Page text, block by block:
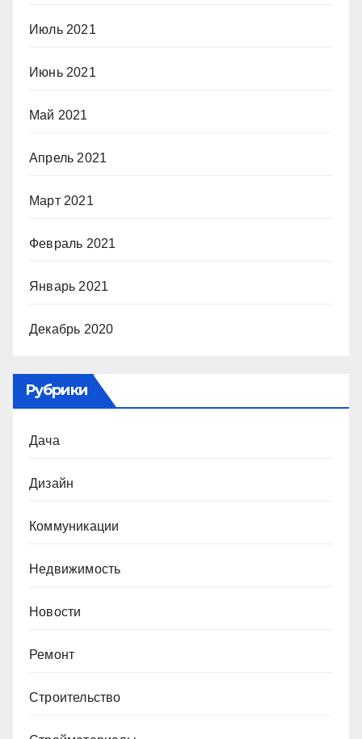
Июль 2021
Июнь 2021
Май 2021
Апрель 2021
Март 2021
Февраль 2021
Январь 2021
Декабрь 2020
Рубрики
Дача
Дизайн
Коммуникации
Недвижимость
Новости
Ремонт
Строительство